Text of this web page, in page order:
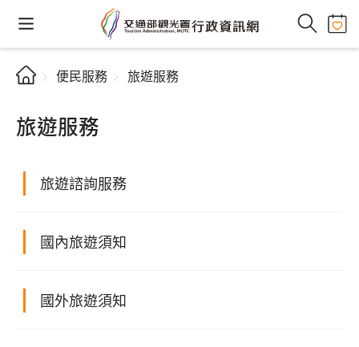
便民服務 旅遊服務
旅遊服務
旅遊諮詢服務
國內旅遊須知
國外旅遊須知